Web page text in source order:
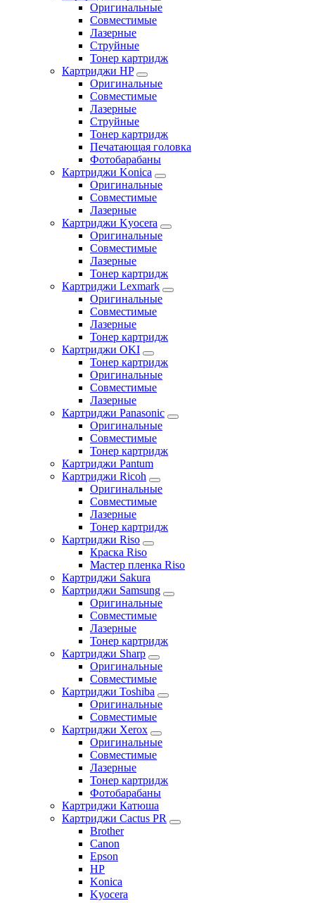
Оригинальные
Совместимые
Лазерные
Струйные
Тонер картридж
Картриджи HP
Оригинальные
Совместимые
Лазерные
Струйные
Тонер картридж
Печатающая головка
Фотобарабаны
Картриджи Konica
Оригинальные
Совместимые
Лазерные
Картриджи Kyocera
Оригинальные
Совместимые
Лазерные
Тонер картридж
Картриджи Lexmark
Оригинальные
Совместимые
Лазерные
Тонер картридж
Картриджи OKI
Тонер картридж
Оригинальные
Совместимые
Лазерные
Картриджи Panasonic
Оригинальные
Совместимые
Тонер картридж
Картриджи Pantum
Картриджи Ricoh
Оригинальные
Совместимые
Лазерные
Тонер картридж
Картриджи Riso
Краска Riso
Мастер пленка Riso
Картриджи Sakura
Картриджи Samsung
Оригинальные
Совместимые
Лазерные
Тонер картридж
Картриджи Sharp
Оригинальные
Совместимые
Картриджи Toshiba
Оригинальные
Совместимые
Картриджи Xerox
Оригинальные
Совместимые
Лазерные
Тонер картридж
Фотобарабаны
Картриджи Катюша
Картриджи Cactus PR
Brother
Canon
Epson
HP
Konica
Kyocera